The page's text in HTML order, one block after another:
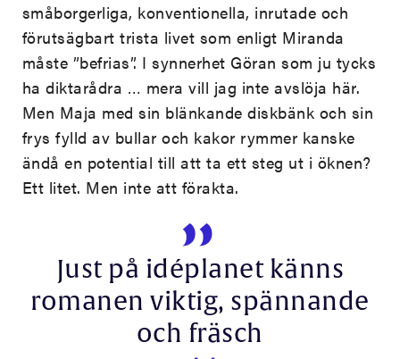
småborgerliga, konventionella, inrutade och
förutsägbart trista livet som enligt Miranda
måste ”befrias”. I synnerhet Göran som ju tycks
ha diktarådra … mera vill jag inte avslöja här.
Men Maja med sin blänkande diskbänk och sin
frys fylld av bullar och kakor rymmer kanske
ändå en potential till att ta ett steg ut i öknen?
Ett litet. Men inte att förakta.
Just på idéplanet känns
romanen viktig, spännande
och fräsch